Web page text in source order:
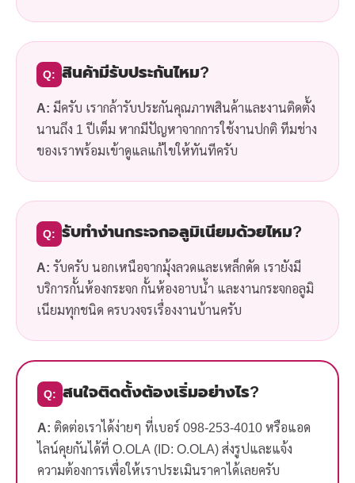
Q: สินค้ามีรับประกันไหม?
A: มีครับ เรากล้ารับประกันคุณภาพสินค้าและงานติดตั้ง
นานถึง 1 ปีเต็ม หากมีปัญหาจากการใช้งานปกติ ทีมช่าง
ของเราพร้อมเข้าดูแลแก้ไขให้ทันทีครับ
Q: รับทำง่านกระจกอลูมิเนียมด้วยไหม?
A: รับครับ นอกเหนือจากมุ้งลวดและเหล็กดัด เรายังมี
บริการกั้นห้องกระจก กั้นห้องอาบน้ำ และงานกระจกอลูมิ
เนียมทุกชนิด ครบวงจรเรื่องงานบ้านครับ
Q: สนใจติดตั้งต้องเริ่มอย่างไร?
A: ติดต่อเราได้ง่ายๆ ที่เบอร์ 098-253-4010 หรือแอด
ไลน์คุยกันได้ที่ O.OLA (ID: O.OLA) ส่งรูปและแจ้ง
ความต้องการเพื่อให้เราประเมินราคาได้เลยครับ